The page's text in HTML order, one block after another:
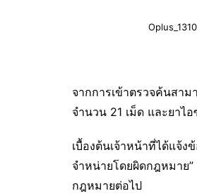
จากการเข้าตรวจค้นสา
จำนวน 21 เม็ด และยาไ
เบื้องต้นเจ้าหน้าที่ได้แจ้ง
จำหน่ายโดยผิดกฎหมาย
กฎหมายต่อไป